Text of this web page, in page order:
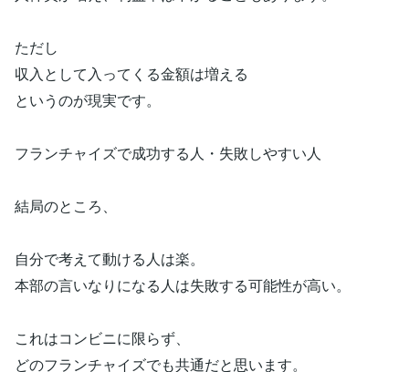
ただし
収入として入ってくる金額は増える
というのが現実です。
フランチャイズで成功する人・失敗しやすい人
結局のところ、
自分で考えて動ける人は楽。
本部の言いなりになる人は失敗する可能性が高い。
これはコンビニに限らず、
どのフランチャイズでも共通だと思います。